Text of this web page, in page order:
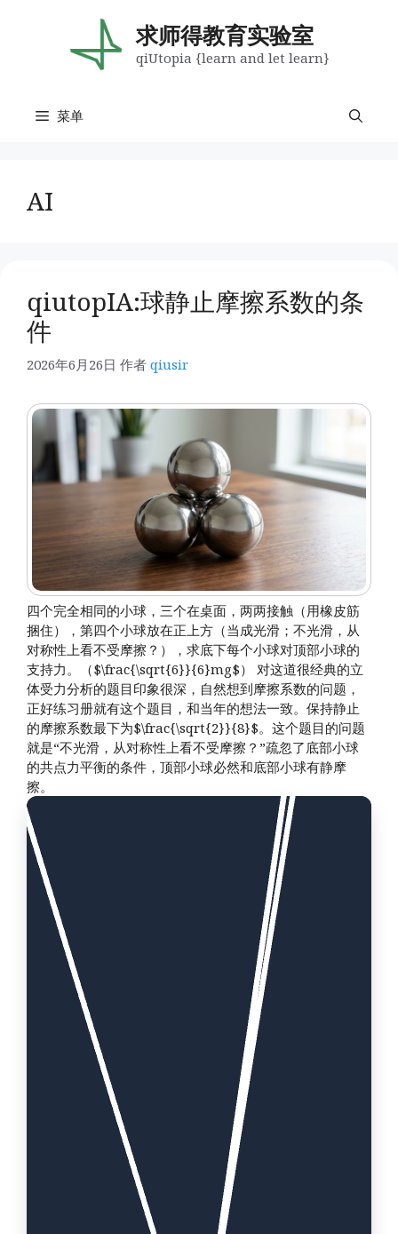
求师得教育实验室
qiUtopia {learn and let learn}
菜单
AI
qiutopIA:球静止摩擦系数的条
件
2026年6月26日 作者 qiusir
四个完全相同的小球，三个在桌面，两两接触（用橡皮筋
捆住），第四个小球放在正上方（当成光滑；不光滑，从
对称性上看不受摩擦？），求底下每个小球对顶部小球的
支持力。（$\frac{\sqrt{6}}{6}mg$） 对这道很经典的立
体受力分析的题目印象很深，自然想到摩擦系数的问题，
正好练习册就有这个题目，和当年的想法一致。保持静止
的摩擦系数最下为$\frac{\sqrt{2}}{8}$。这个题目的问题
就是“不光滑，从对称性上看不受摩擦？”疏忽了底部小球
的共点力平衡的条件，顶部小球必然和底部小球有静摩
擦。